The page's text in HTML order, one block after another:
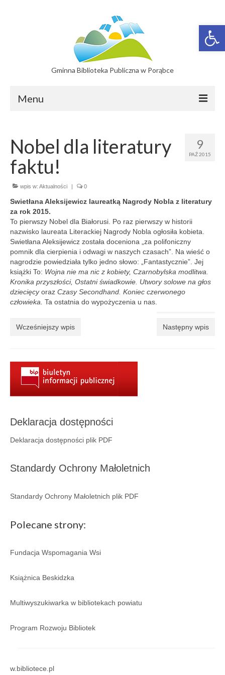
Gminna Biblioteka Publiczna w Porąbce
Menu
Filia w Bujakowie
Filia w Czańcu
Filia w Kobiernicach
Katalog On-line
Aktualności
Wydarzenia 2022
wydarzenia 2021
wydarzenia 2020
wydarzenia 2018
wydarzenia 2016
RODO
Regulamin korzystania ze zbiorów i usług GBP
Galeria 2026
Galeria 2025
Galeria 2021
Galeria 2019
9
PAŹ 2015
Nobel dla literatury
faktu!
wpis w: Aktualności | 0
Swietłana Aleksijewicz laureatką Nagrody Nobla z literatury
za rok 2015.
To pierwszy Nobel dla Białorusi. Po raz pierwszy w historii
nazwisko laureata Literackiej Nagrody Nobla ogłosiła kobieta.
Swietłana Aleksijewicz została doceniona „za polifoniczny
pomnik dla cierpienia i odwagi w naszych czasach”. Na wieść o
nagrodzie powiedziała tylko jedno słowo: „Fantastycznie”. Jej
książki To: Wojna nie ma nic z kobiety, Czarnobylska modlitwa.
Kronika przyszłości, Ostatni świadkowie. Utwory solowe na głos
dziecięcyoraz Czasy Secondhand. Koniec czerwonego
człowieka. Ta ostatnia do wypożyczenia u nas.
Wcześniejszy wpis Następny wpis
Deklaracja dostępności
Deklaracja dostępności plik PDF
Standardy Ochrony Małoletnich
Standardy Ochrony Małoletnich plik PDF
Polecane strony:
Fundacja Wspomagania Wsi
Książnica Beskidzka
Multiwyszukiwarka w bibliotekach powiatu
Program Rozwoju Bibliotek
w.bibliotece.pl